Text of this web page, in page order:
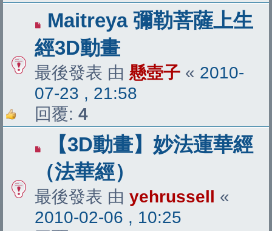
Maitreya 彌勒菩薩上生
經3D動畫
最後發表 由 懸壺子 « 2010-
07-23 , 21:58
回覆: 4
【3D動畫】妙法蓮華經
（法華經）
最後發表 由 yehrussell «
2010-02-06 , 10:25